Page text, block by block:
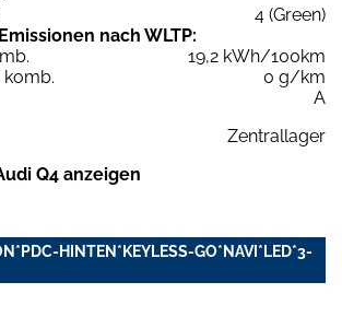
4 (Green)
nach WLTP:
19,2 kWh/100km
komb.
0 g/km
A
Zentrallager
Q4 anzeigen
HINTEN*KEYLESS-GO*NAVI*LED*3-